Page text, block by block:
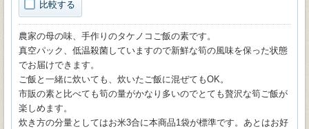
比較する
農家の母の味、手作りのタケノコご飯の素です。
真空パック、低温殺菌していますので新鮮な筍の風味を保った状態
でお届けできます。
ご飯と一緒に炊いても、炊いたご飯に混ぜてもOK。
市販の素と比べても筍の量がかなり多いのでとても贅沢な筍ご飯が
楽しめます。
炊き方の分量としてはお米3合に本商品1袋が標準です。あとはお好